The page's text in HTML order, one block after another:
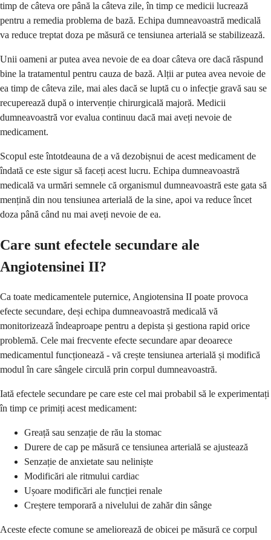
timp de câteva ore până la câteva zile, în timp ce medicii lucrează
pentru a remedia problema de bază. Echipa dumneavoastră medicală
va reduce treptat doza pe măsură ce tensiunea arterială se stabilizează.
Unii oameni ar putea avea nevoie de ea doar câteva ore dacă răspund
bine la tratamentul pentru cauza de bază. Alții ar putea avea nevoie de
ea timp de câteva zile, mai ales dacă se luptă cu o infecție gravă sau se
recuperează după o intervenție chirurgicală majoră. Medicii
dumneavoastră vor evalua continuu dacă mai aveți nevoie de
medicament.
Scopul este întotdeauna de a vă dezobișnui de acest medicament de
îndată ce este sigur să faceți acest lucru. Echipa dumneavoastră
medicală va urmări semnele că organismul dumneavoastră este gata să
mențină din nou tensiunea arterială de la sine, apoi va reduce încet
doza până când nu mai aveți nevoie de ea.
Care sunt efectele secundare ale
Angiotensinei II?
Ca toate medicamentele puternice, Angiotensina II poate provoca
efecte secundare, deși echipa dumneavoastră medicală vă
monitorizează îndeaproape pentru a depista și gestiona rapid orice
problemă. Cele mai frecvente efecte secundare apar deoarece
medicamentul funcționează - vă crește tensiunea arterială și modifică
modul în care sângele circulă prin corpul dumneavoastră.
Iată efectele secundare pe care este cel mai probabil să le experimentați
în timp ce primiți acest medicament:
Greață sau senzație de rău la stomac
Durere de cap pe măsură ce tensiunea arterială se ajustează
Senzație de anxietate sau neliniște
Modificări ale ritmului cardiac
Ușoare modificări ale funcției renale
Creștere temporară a nivelului de zahăr din sânge
Aceste efecte comune se ameliorează de obicei pe măsură ce corpul